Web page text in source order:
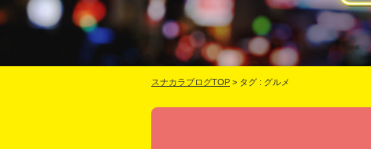
スナカラブログTOP > タグ : グルメ